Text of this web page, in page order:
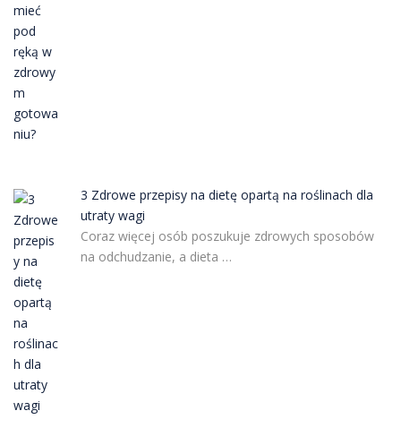
3 Zdrowe przepisy na dietę opartą na roślinach dla
utraty wagi
Coraz więcej osób poszukuje zdrowych sposobów
na odchudzanie, a dieta …